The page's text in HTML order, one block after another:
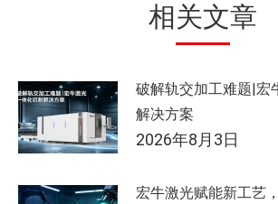
相关文章
破解轨交加工难题|宏
解决方案
2026年8月3日
宏牛激光赋能新工艺